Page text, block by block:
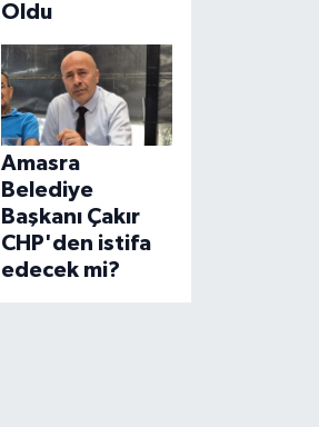
Oldu
Amasra
Belediye
Başkanı Çakır
CHP'den istifa
edecek mi?